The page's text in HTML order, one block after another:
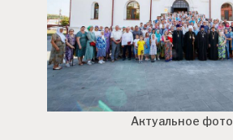
Актуальное фото